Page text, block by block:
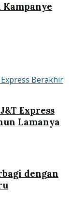
Kampanye
Express
Lamanya
dengan